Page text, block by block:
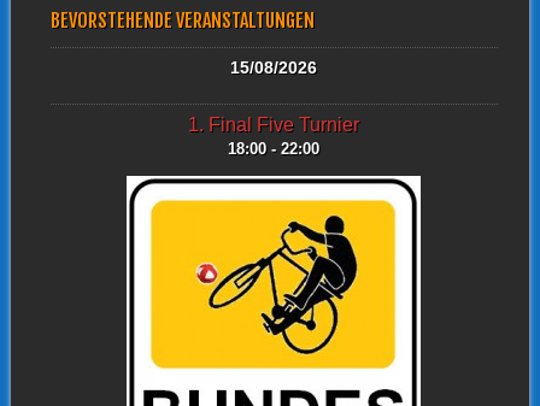
BEVORSTEHENDE VERANSTALTUNGEN
15/08/2026
1. Final Five Turnier
18:00 - 22:00